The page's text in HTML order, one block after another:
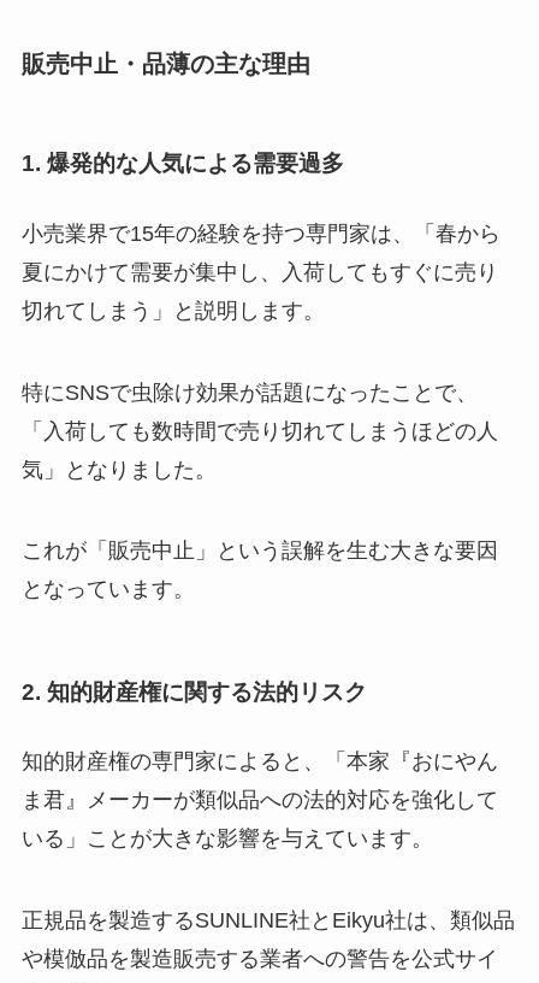
販売中止・品薄の主な理由
1. 爆発的な人気による需要過多
小売業界で15年の経験を持つ専門家は、「春から
夏にかけて需要が集中し、入荷してもすぐに売り
切れてしまう」と説明します。
特にSNSで虫除け効果が話題になったことで、
「入荷しても数時間で売り切れてしまうほどの人
気」となりました。
これが「販売中止」という誤解を生む大きな要因
となっています。
2. 知的財産権に関する法的リスク
知的財産権の専門家によると、「本家『おにやん
ま君』メーカーが類似品への法的対応を強化して
いる」ことが大きな影響を与えています。
正規品を製造するSUNLINE社とEikyu社は、類似品
や模倣品を製造販売する業者への警告を公式サイ